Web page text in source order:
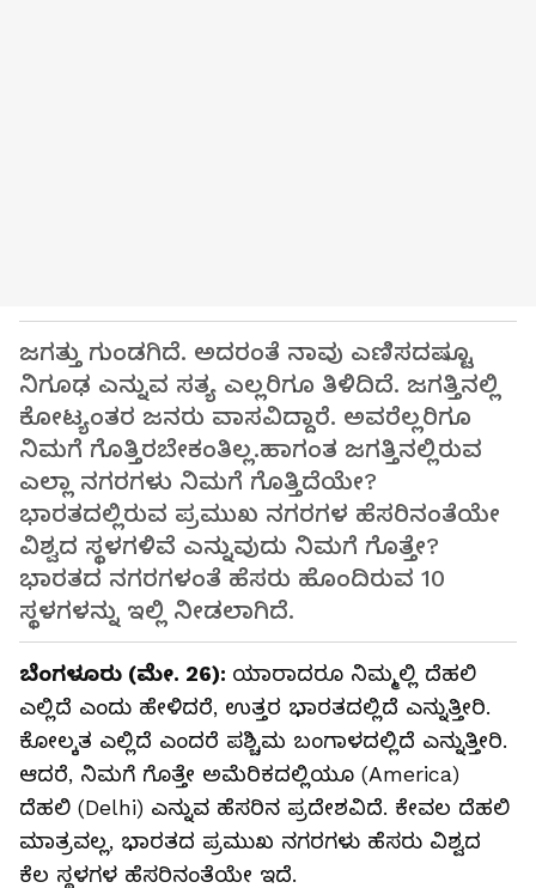
ಜಗತ್ತು ಗುಂಡಗಿದೆ. ಅದರಂತೆ ನಾವು ಎಣಿಸದಷ್ಟೂ
ನಿಗೂಢ ಎನ್ನುವ ಸತ್ಯ ಎಲ್ಲರಿಗೂ ತಿಳಿದಿದೆ. ಜಗತ್ತಿನಲ್ಲಿ
ಕೋಟ್ಯಂತರ ಜನರು ವಾಸವಿದ್ದಾರೆ. ಅವರೆಲ್ಲರಿಗೂ
ನಿಮಗೆ ಗೊತ್ತಿರಬೇಕಂತಿಲ್ಲ.ಹಾಗಂತ ಜಗತ್ತಿನಲ್ಲಿರುವ
ಎಲ್ಲಾ ನಗರಗಳು ನಿಮಗೆ ಗೊತ್ತಿದೆಯೇ?
ಭಾರತದಲ್ಲಿರುವ ಪ್ರಮುಖ ನಗರಗಳ ಹೆಸರಿನಂತೆಯೇ
ವಿಶ್ವದ ಸ್ಥಳಗಳಿವೆ ಎನ್ನುವುದು ನಿಮಗೆ ಗೊತ್ತೇ?
ಭಾರತದ ನಗರಗಳಂತೆ ಹೆಸರು ಹೊಂದಿರುವ 10
ಸ್ಥಳಗಳನ್ನು ಇಲ್ಲಿ ನೀಡಲಾಗಿದೆ.
ಬೆಂಗಳೂರು (ಮೇ. 26): ಯಾರಾದರೂ ನಿಮ್ಮಲ್ಲಿ ದೆಹಲಿ
ಎಲ್ಲಿದೆ ಎಂದು ಹೇಳಿದರೆ, ಉತ್ತರ ಭಾರತದಲ್ಲಿದೆ ಎನ್ನುತ್ತೀರಿ.
ಕೋಲ್ಕತ ಎಲ್ಲಿದೆ ಎಂದರೆ ಪಶ್ಚಿಮ ಬಂಗಾಳದಲ್ಲಿದೆ ಎನ್ನುತ್ತೀರಿ.
ಆದರೆ, ನಿಮಗೆ ಗೊತ್ತೇ ಅಮೆರಿಕದಲ್ಲಿಯೂ (America)
ದೆಹಲಿ (Delhi) ಎನ್ನುವ ಹೆಸರಿನ ಪ್ರದೇಶವಿದೆ. ಕೇವಲ ದೆಹಲಿ
ಮಾತ್ರವಲ್ಲ, ಭಾರತದ ಪ್ರಮುಖ ನಗರಗಳು ಹೆಸರು ವಿಶ್ವದ
ಕೆಲ ಸ್ಥಳಗಳ ಹೆಸರಿನಂತೆಯೇ ಇದೆ.